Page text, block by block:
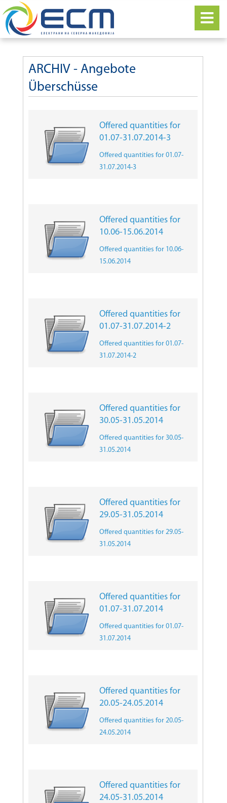
ARCHIV - Angebote
Überschüsse
Offered quantities for
01.07-31.07.2014-3
Offered quantities for 01.07-
31.07.2014-3
Offered quantities for
10.06-15.06.2014
Offered quantities for 10.06-
15.06.2014
Offered quantities for
01.07-31.07.2014-2
Offered quantities for 01.07-
31.07.2014-2
Offered quantities for
30.05-31.05.2014
Offered quantities for 30.05-
31.05.2014
Offered quantities for
29.05-31.05.2014
Offered quantities for 29.05-
31.05.2014
Offered quantities for
01.07-31.07.2014
Offered quantities for 01.07-
31.07.2014
Offered quantities for
20.05-24.05.2014
Offered quantities for 20.05-
24.05.2014
Offered quantities for
24.05-31.05.2014